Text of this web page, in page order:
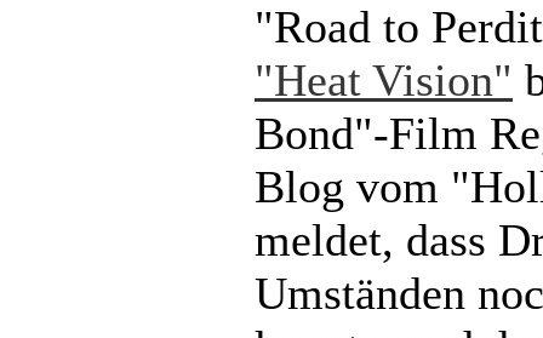
"Road to
"Heat Vision"
Bond"-Film
Blog vom
meldet, dass
Umständen